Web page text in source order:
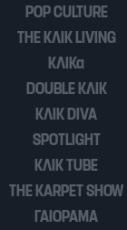
POP CULTURE
THE ΚΛΙΚ LIVING
ΚΛΙΚα
DOUBLE ΚΛΙΚ
ΚΛΙΚ DIVA
SPOTLIGHT
ΚΛΙΚ TUBE
THE KARPET SHOW
ΓΑΙΟΡΑΜΑ